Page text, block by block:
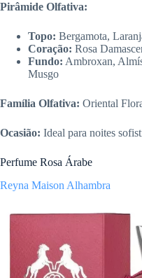
Pirâmide Olfativa:
Topo: Bergamota,
Coração: Rosa
Fundo: Ambroxan,
Musgo
Família Olfativa: Oriental
Ocasião: Ideal para noites
Perfume Rosa Árabe
Reyna Maison Alhambra